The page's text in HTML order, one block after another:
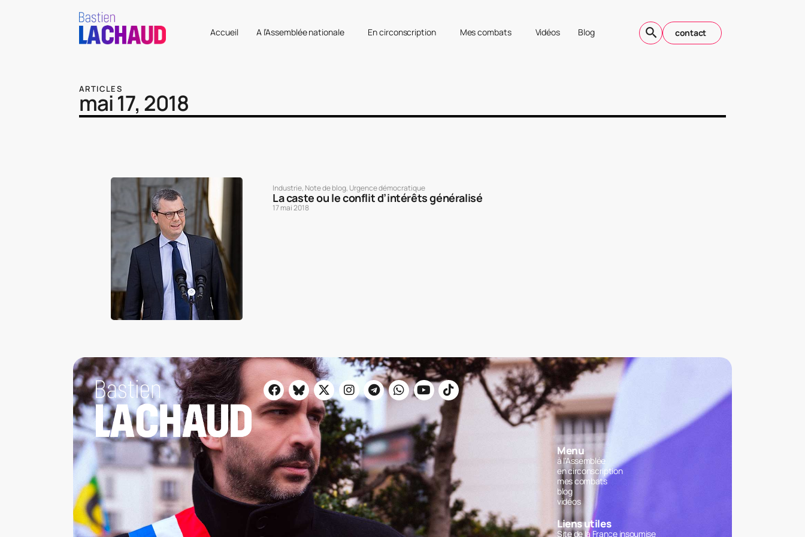
Accueil A l’Assemblée nationale En circonscription Mes combats Vidéos Blog contact
ARTICLES
mai 17, 2018
Industrie, Note de blog, Urgence démocratique
La caste ou le conflit d’intérêts généralisé
17 mai 2018
Menu
à l'Assemblée
en circonscription
mes combats
blog
vidéos
Liens utiles
Site de la France insoumise